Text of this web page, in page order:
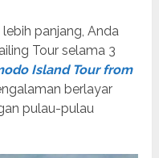
panjang, Anda
Tour selama 3
Island Tour from
berlayar
pulau-pulau